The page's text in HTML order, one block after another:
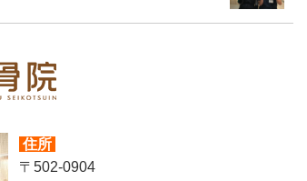
住所
〒502-0904